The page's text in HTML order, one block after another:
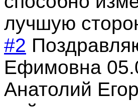
лучшую
#2
Ефимовна
Анатолий